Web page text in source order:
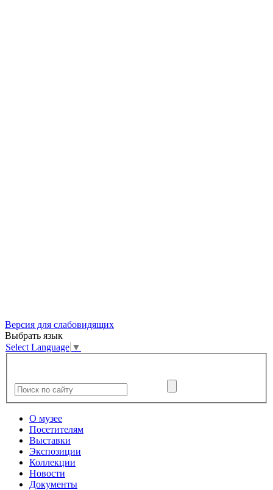
Версия для слабовидящих
Выбрать язык
Select Language ▼
О музее
Посетителям
Выставки
Экспозиции
Коллекции
Новости
Документы